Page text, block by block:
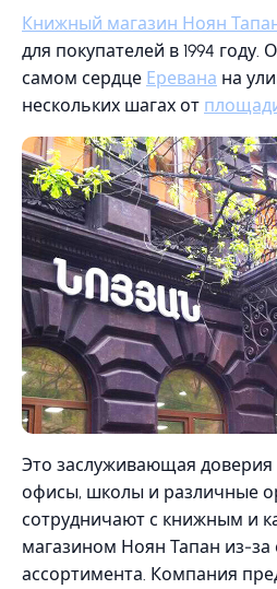
Книжный магазин Ноян
для покупателей в 1994
самом сердце Еревана на
нескольких шагах от
Это заслуживающая
офисы, школы и различные
сотрудничают с книжным и
магазином Ноян Тапан из-за
ассортимента. Компания